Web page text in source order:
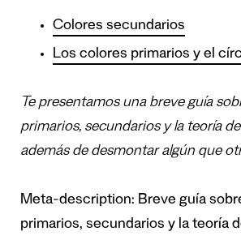
Colores secundarios
Los colores primarios y el
Te presentamos una breve guía
primarios, secundarios y la teoría
además de desmontar algún que
Meta-description: Breve guía
primarios, secundarios y la teoría